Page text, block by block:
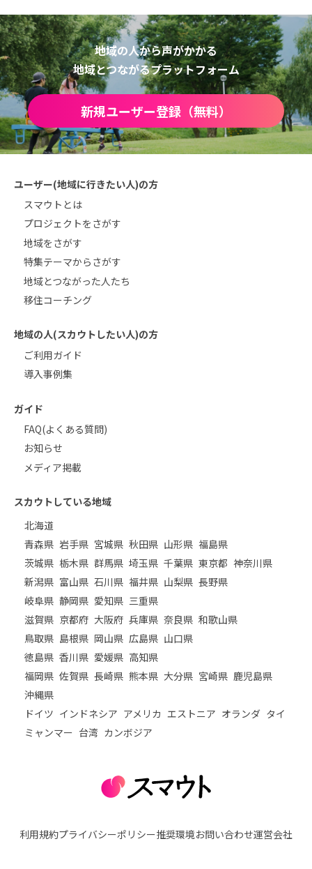
地域の人から声がかかる
地域とつながるプラットフォーム
新規ユーザー登録（無料）
ユーザー(地域に行きたい人)の方
スマウトとは
プロジェクトをさがす
地域をさがす
特集テーマからさがす
地域とつながった人たち
移住コーチング
地域の人(スカウトしたい人)の方
ご利用ガイド
導入事例集
ガイド
FAQ(よくある質問)
お知らせ
メディア掲載
スカウトしている地域
北海道
青森県 岩手県 宮城県 秋田県 山形県 福島県
茨城県 栃木県 群馬県 埼玉県 千葉県 東京都 神奈川県
新潟県 富山県 石川県 福井県 山梨県 長野県
岐阜県 静岡県 愛知県 三重県
滋賀県 京都府 大阪府 兵庫県 奈良県 和歌山県
鳥取県 島根県 岡山県 広島県 山口県
徳島県 香川県 愛媛県 高知県
福岡県 佐賀県 長崎県 熊本県 大分県 宮崎県 鹿児島県
沖縄県
ドイツ インドネシア アメリカ エストニア オランダ タイ
ミャンマー 台湾 カンボジア
利用規約プライバシーポリシー推奨環境お問い合わせ運営会社